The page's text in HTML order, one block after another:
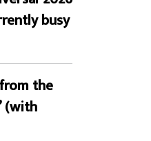
busy
the
(with